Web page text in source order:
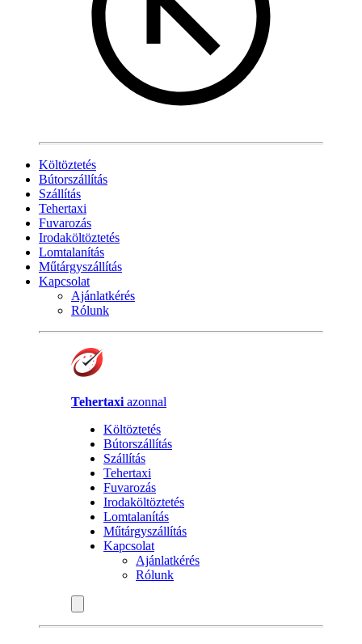
Költöztetés
Bútorszállítás
Szállítás
Tehertaxi
Fuvarozás
Irodaköltöztetés
Lomtalanítás
Műtárgyszállítás
Kapcsolat
Ajánlatkérés
Rólunk
Tehertaxi azonnal
Költöztetés
Bútorszállítás
Szállítás
Tehertaxi
Fuvarozás
Irodaköltöztetés
Lomtalanítás
Műtárgyszállítás
Kapcsolat
Ajánlatkérés
Rólunk